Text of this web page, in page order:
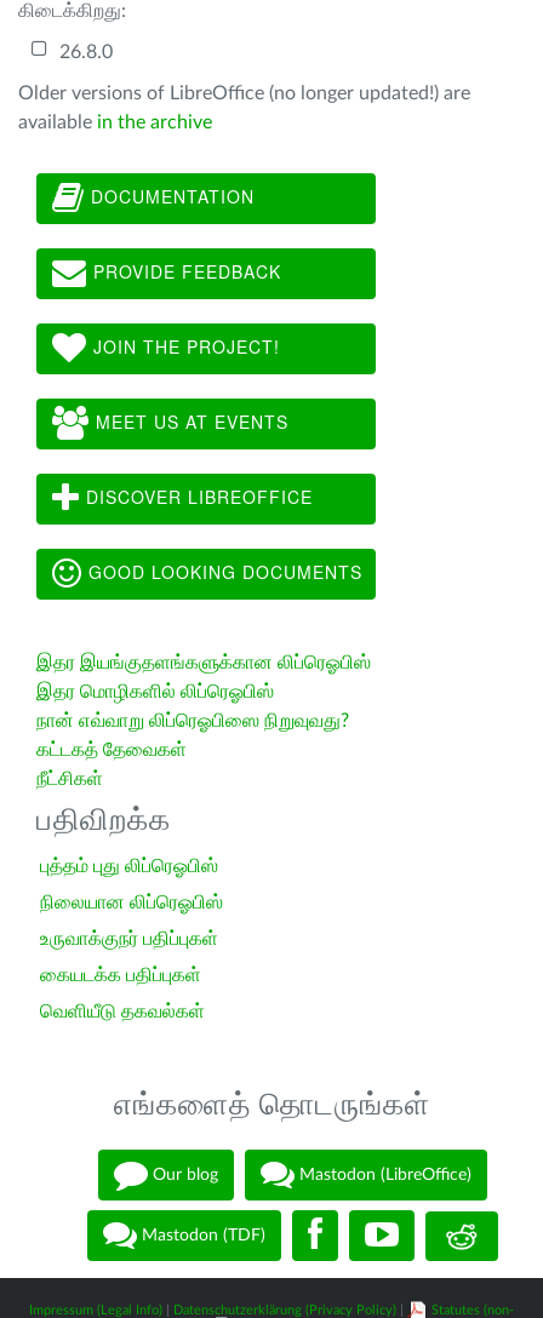
கிடைக்கிறது:
26.8.0
Older versions of LibreOffice (no longer updated!) are
available in the archive
DOCUMENTATION
PROVIDE FEEDBACK
JOIN THE PROJECT!
MEET US AT EVENTS
DISCOVER LIBREOFFICE
GOOD LOOKING DOCUMENTS
இதர இயங்குதளங்களுக்கான லிப்ரெஓபிஸ்
இதர மொழிகளில் லிப்ரெஓபிஸ்
நான் எவ்வாறு லிப்ரெஓபிஸை நிறுவுவது?
கட்டகத் தேவைகள்
நீட்சிகள்
பதிவிறக்க
புத்தம் புது லிப்ரெஓபிஸ்
நிலையான லிப்ரெஓபிஸ்
உருவாக்குநர் பதிப்புகள்
கையடக்க பதிப்புகள்
வெளியீடு தகவல்கள்
எங்களைத் தொடருங்கள்
Our blog Mastodon (LibreOffice)
Mastodon (TDF)
Impressum (Legal Info) Datenschutzerklärung (Privacy Policy) Statutes (non-